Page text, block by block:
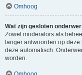
Omhoog
Wat zijn gesloten
Zowel moderators als
langer antwoorden op
deze automatisch.
worden.